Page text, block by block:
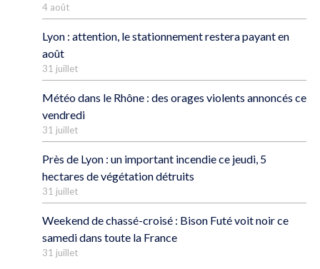
4 août
Lyon : attention, le stationnement restera payant en
août
31 juillet
Météo dans le Rhône : des orages violents annoncés ce
vendredi
31 juillet
Près de Lyon : un important incendie ce jeudi, 5
hectares de végétation détruits
31 juillet
Weekend de chassé-croisé : Bison Futé voit noir ce
samedi dans toute la France
31 juillet